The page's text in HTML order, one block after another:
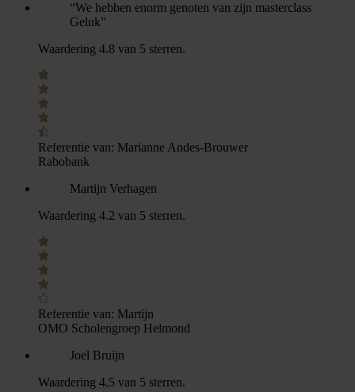
“We hebben enorm genoten van zijn masterclass
Geluk”
Waardering 4.8 van 5 sterren.
Referentie van: Marianne Andes-Brouwer
Rabobank
Martijn Verhagen
Waardering 4.2 van 5 sterren.
Referentie van: Martijn
OMO Scholengroep Helmond
Joel Bruijn
Waardering 4.5 van 5 sterren.